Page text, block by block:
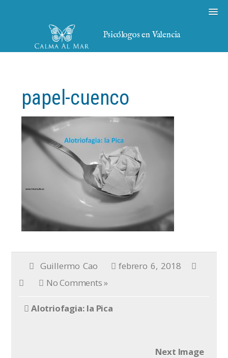
Psicólogos en Valencia
papel-cuenco
Guillermo Cao
febrero 6, 2018
No Comments »
Alotriofagia: la Pica
Next Image